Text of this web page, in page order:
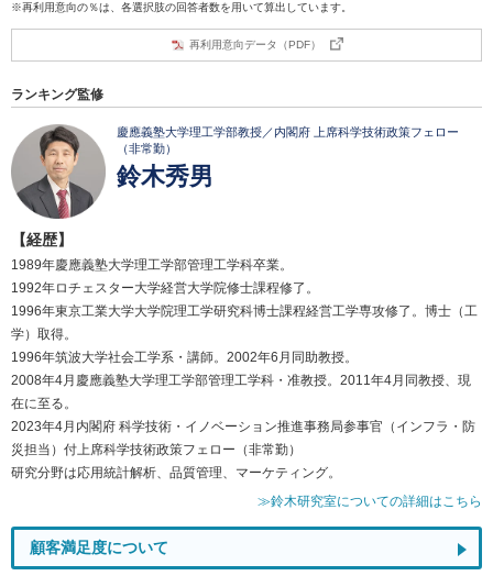
※再利用意向の％は、各選択肢の回答者数を用いて算出しています。
再利用意向データ（PDF）
ランキング監修
慶應義塾大学理工学部教授／内閣府 上席科学技術政策フェロー
（非常勤）
鈴木秀男
【経歴】
1989年慶應義塾大学理工学部管理工学科卒業。
1992年ロチェスター大学経営大学院修士課程修了。
1996年東京工業大学大学院理工学研究科博士課程経営工学専攻修了。博士（工
学）取得。
1996年筑波大学社会工学系・講師。2002年6月同助教授。
2008年4月慶應義塾大学理工学部管理工学科・准教授。2011年4月同教授、現
在に至る。
2023年4月内閣府 科学技術・イノベーション推進事務局参事官（インフラ・防
災担当）付上席科学技術政策フェロー（非常勤）
研究分野は応用統計解析、品質管理、マーケティング。
≫鈴木研究室についての詳細はこちら
顧客満足度について